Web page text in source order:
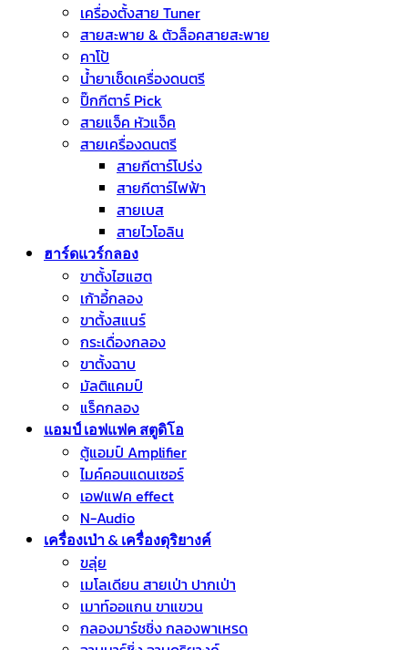
เครื่องตั้งสาย Tuner
สายสะพาย & ตัวล็อคสายสะพาย
คาโป้
น้ำยาเช็ดเครื่องดนตรี
ปิ๊กกีตาร์ Pick
สายแจ็ค หัวแจ็ค
สายเครื่องดนตรี
สายกีตาร์โปร่ง
สายกีตาร์ไฟฟ้า
สายเบส
สายไวโอลิน
ฮาร์ดแวร์กลอง
ขาตั้งไฮแฮต
เก้าอี้กลอง
ขาตั้งสแนร์
กระเดื่องกลอง
ขาตั้งฉาบ
มัลติแคมป์
แร็คกลอง
แอมป์ เอฟแฟค สตูดิโอ
ตู้แอมป์ Amplifier
ไมค์คอนแดนเซอร์
เอฟแฟค effect
N-Audio
เครื่องเป่า & เครื่องดุริยางค์
ขลุ่ย
เมโลเดียน สายเป่า ปากเป่า
เมาท์ออแกน ขาแขวน
กลองมาร์ชชิ่ง กลองพาเหรด